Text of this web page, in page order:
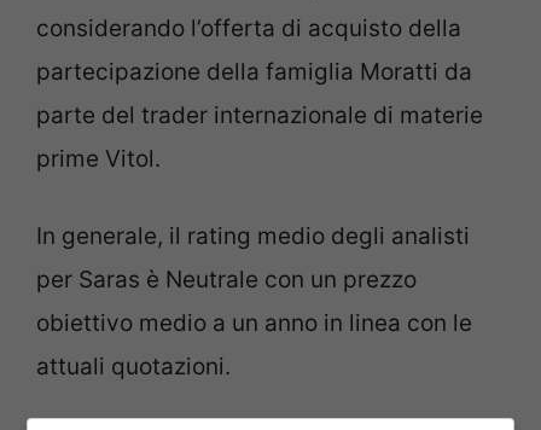
considerando l’offerta di acquisto della
partecipazione della famiglia Moratti da
parte del trader internazionale di materie
prime Vitol.
In generale, il rating medio degli analisti
per Saras è Neutrale con un prezzo
obiettivo medio a un anno in linea con le
attuali quotazioni.